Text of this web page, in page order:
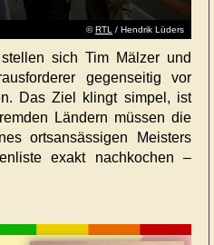
©RTL / Hendrik Lüders
sich Tim Mälzer und
gegenseitig vor
Das Ziel klingt simpel, ist
Ländern müssen die
ortsansässigen Meisters
exakt nachkochen –